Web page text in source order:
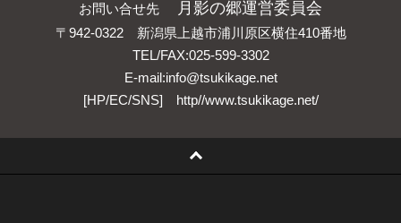
お問い合せ先 月影の郷運営委員会
〒942-0322 新潟県上越市浦川原区横住410番地
TEL/FAX:025-599-3302
E-mail:info@tsukikage.net
[HP/EC/SNS] http//www.tsukikage.net/